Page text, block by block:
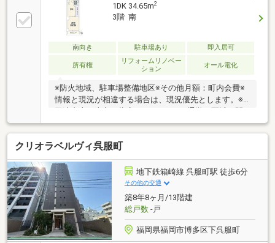
1DK 34.65m2
3階 南
南向き 駐車場あり 即入居可
所有権
リフォームリノベー
ション
オール電化
※防火地域、駐車場整備地区※その他月額：町内会費※
情報と現況が相違する場合は、現況優先とします。※
しては自治体や教育委員会等にご確認ください。
クリオラベルヴィ呉服町
地下鉄箱崎線 呉服町駅 徒歩6分
その他の交通
築8年8ヶ月/13階建
総戸数-戸
福岡県福岡市博多区下呉服町